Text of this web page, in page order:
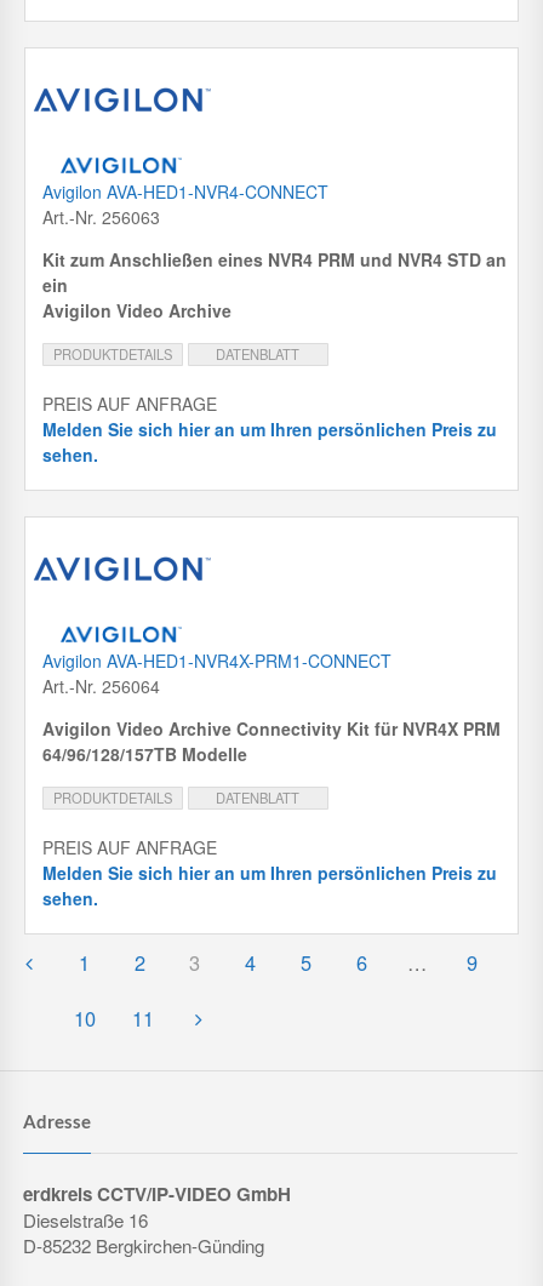
Avigilon AVA-HED1-NVR4-CONNECT
Art.-Nr. 256063
Kit zum Anschließen eines NVR4 PRM und NVR4 STD an
ein
Avigilon Video Archive
PRODUKTDETAILS DATENBLATT
PREIS AUF ANFRAGE
Melden Sie sich hier an um Ihren persönlichen Preis zu
sehen.
Avigilon AVA-HED1-NVR4X-PRM1-CONNECT
Art.-Nr. 256064
Avigilon Video Archive Connectivity Kit für NVR4X PRM
64/96/128/157TB Modelle
PRODUKTDETAILS DATENBLATT
PREIS AUF ANFRAGE
Melden Sie sich hier an um Ihren persönlichen Preis zu
sehen.
1 2 3 4 5 6 …
9
10
11
Adresse
erdkreis CCTV/IP-VIDEO GmbH
Dieselstraße 16
D-85232 Bergkirchen-Günding